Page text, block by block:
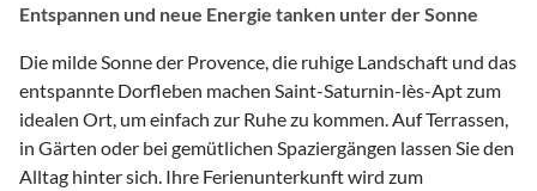
Entspannen und neue Energie tanken unter der Sonne
Die milde Sonne der Provence, die ruhige Landschaft und das
entspannte Dorfleben machen Saint-Saturnin-lès-Apt zum
idealen Ort, um einfach zur Ruhe zu kommen. Auf Terrassen,
in Gärten oder bei gemütlichen Spaziergängen lassen Sie den
Alltag hinter sich. Ihre Ferienunterkunft wird zum